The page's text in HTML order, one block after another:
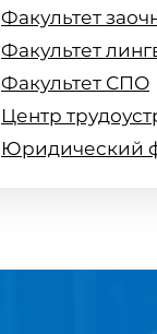
Факультет
Факультет
Факультет СПО
Центр
Юридический